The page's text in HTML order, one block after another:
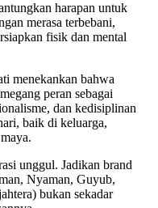
harapan untuk
merasa terbebani,
fisik dan mental
menekankan bahwa
peran sebagai
dan kedisiplinan
baik di keluarga,
unggul. Jadikan brand
Nyaman, Guyub,
bukan sekadar